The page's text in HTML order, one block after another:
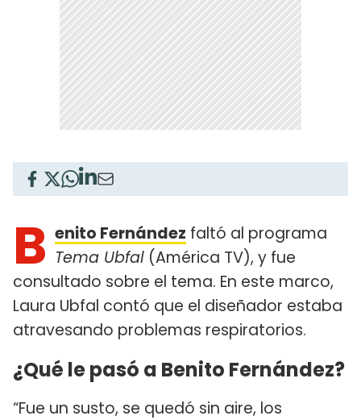
B enito Fernández faltó al programa
Tema Ubfal (América TV), y fue
consultado sobre el tema. En este marco,
Laura Ubfal contó que el diseñador estaba
atravesando problemas respiratorios.
¿Qué le pasó a Benito Fernández?
“Fue un susto, se quedó sin aire, los